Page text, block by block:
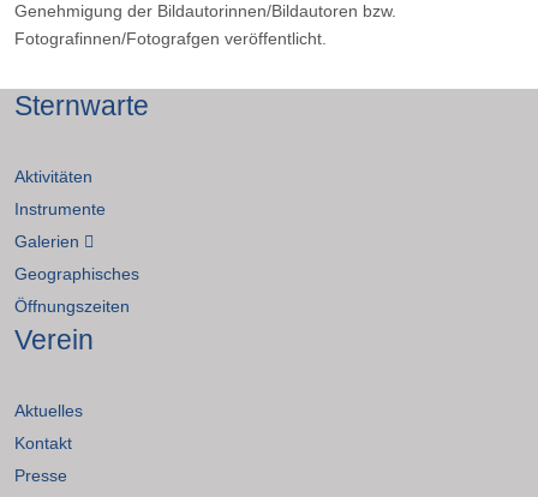
Genehmigung der Bildautorinnen/Bildautoren bzw.
Fotografinnen/Fotografgen veröffentlicht.
Sternwarte
Aktivitäten
Instrumente
Galerien
Geographisches
Öffnungszeiten
Verein
Aktuelles
Kontakt
Presse